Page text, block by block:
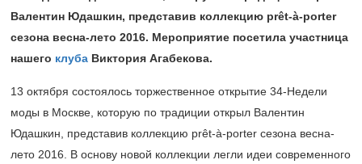
Валентин Юдашкин, представив коллекцию prêt-à-porter
сезона весна-лето 2016. Мероприятие посетила участница
нашего клуба Виктория Агабекова.
13 октября состоялось торжественное открытие 34-Недели
моды в Москве, которую по традиции открыл Валентин
Юдашкин, представив коллекцию prêt-à-porter сезона весна-
лето 2016. В основу новой коллекции легли идеи современного